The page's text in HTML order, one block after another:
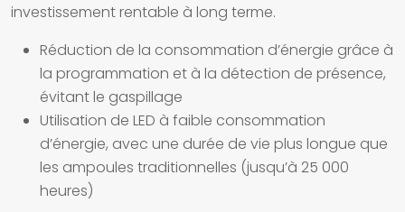
investissement rentable à long terme.
Réduction de la consommation d’énergie grâce à
la programmation et à la détection de présence,
évitant le gaspillage
Utilisation de LED à faible consommation
d’énergie, avec une durée de vie plus longue que
les ampoules traditionnelles (jusqu’à 25 000
heures)